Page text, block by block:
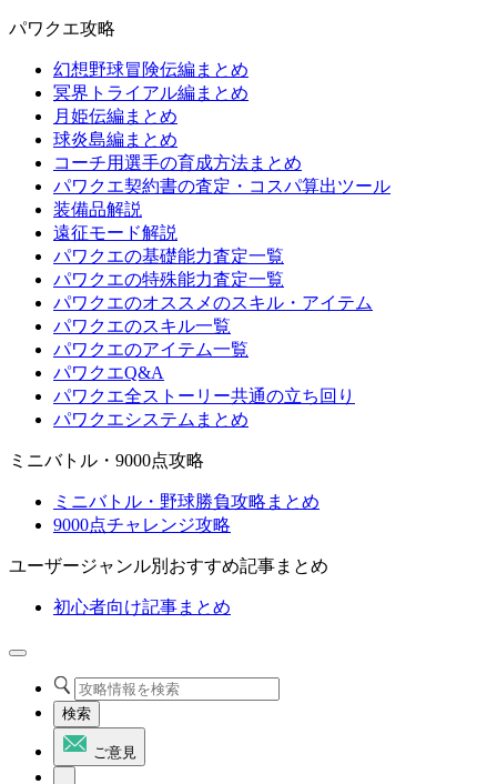
パワクエ攻略
幻想野球冒険伝編まとめ
冥界トライアル編まとめ
月姫伝編まとめ
球炎島編まとめ
コーチ用選手の育成方法まとめ
パワクエ契約書の査定・コスパ算出ツール
装備品解説
遠征モード解説
パワクエの基礎能力査定一覧
パワクエの特殊能力査定一覧
パワクエのオススメのスキル・アイテム
パワクエのスキル一覧
パワクエのアイテム一覧
パワクエQ&A
パワクエ全ストーリー共通の立ち回り
パワクエシステムまとめ
ミニバトル・9000点攻略
ミニバトル・野球勝負攻略まとめ
9000点チャレンジ攻略
ユーザージャンル別おすすめ記事まとめ
初心者向け記事まとめ
検索
ご意見